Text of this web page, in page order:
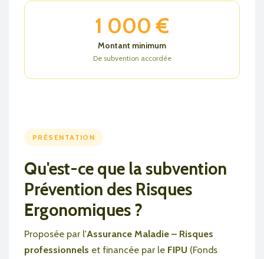
1 000 €
Montant minimum
De subvention accordée
PRÉSENTATION
Qu'est-ce que la subvention
Prévention des Risques
Ergonomiques ?
Proposée par l'Assurance Maladie – Risques
professionnels et financée par le FIPU (Fonds